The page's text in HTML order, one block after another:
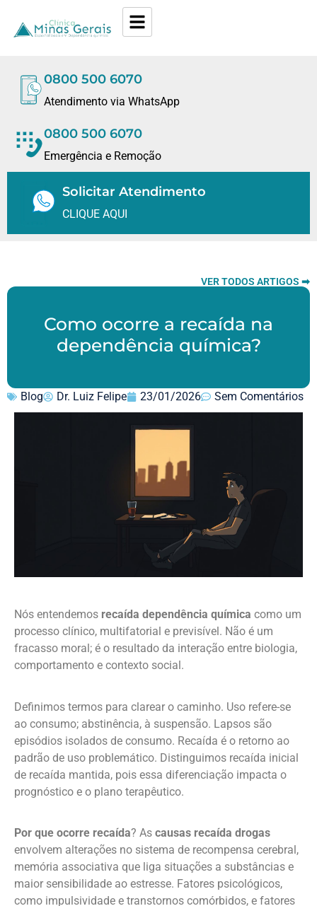
0800 500 6070
Atendimento via WhatsApp
0800 500 6070
Emergência e Remoção
Solicitar Atendimento
CLIQUE AQUI
VER TODOS ARTIGOS ➡
Como ocorre a recaída na
dependência química?
Blog Dr. Luiz Felipe 23/01/2026 Sem Comentários
Nós entendemos recaída dependência química como um
processo clínico, multifatorial e previsível. Não é um
fracasso moral; é o resultado da interação entre biologia,
comportamento e contexto social.
Definimos termos para clarear o caminho. Uso refere-se
ao consumo; abstinência, à suspensão. Lapsos são
episódios isolados de consumo. Recaída é o retorno ao
padrão de uso problemático. Distinguimos recaída inicial
de recaída mantida, pois essa diferenciação impacta o
prognóstico e o plano terapêutico.
Por que ocorre recaída? As causas recaída drogas
envolvem alterações no sistema de recompensa cerebral,
memória associativa que liga situações a substâncias e
maior sensibilidade ao estresse. Fatores psicológicos,
como impulsividade e transtornos comórbidos, e fatores